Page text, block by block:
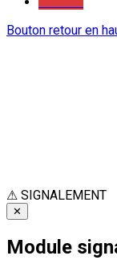
Bouton retour en
⚠ SIGNALEMENT
✕
Module